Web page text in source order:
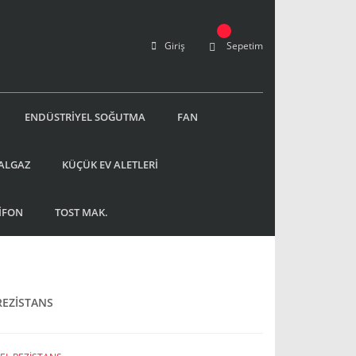
Giriş Sepetim
ENDÜSTRİYEL SOĞUTMA FAN
KÜÇÜK EV ALETLERİ
TOST MAK.